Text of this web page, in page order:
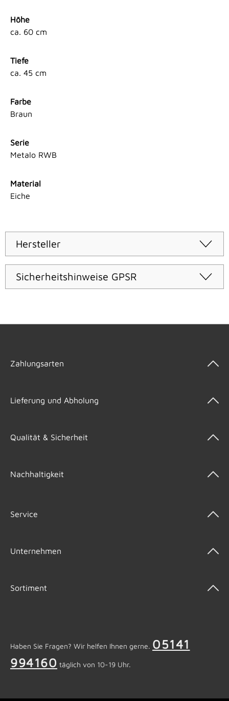
Höhe
ca. 60 cm
Tiefe
ca. 45 cm
Farbe
Braun
Serie
Metalo RWB
Material
Eiche
Hersteller
Sicherheitshinweise GPSR
Zahlungsarten
Lieferung und Abholung
Qualität & Sicherheit
Nachhaltigkeit
Service
Unternehmen
Sortiment
Haben Sie Fragen? Wir helfen Ihnen gerne. 05141
994160 täglich von 10-19 Uhr.